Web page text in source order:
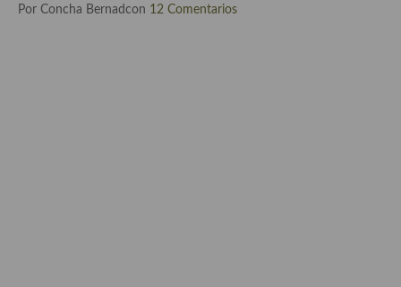
Cocina Jamaicana
Por Concha Bernadcon 12 Comentarios